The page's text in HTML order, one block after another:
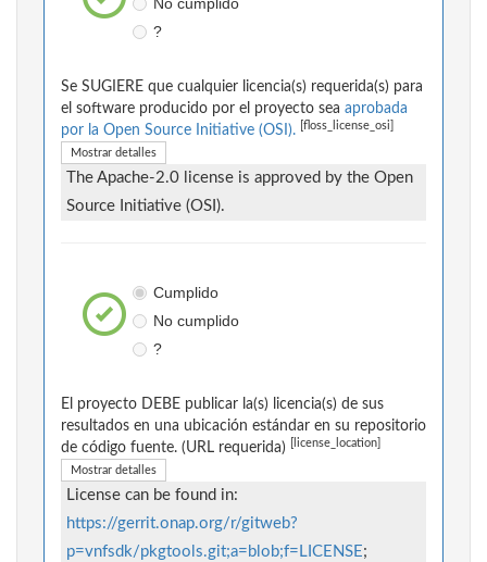
No cumplido
?
Se SUGIERE que cualquier licencia(s) requerida(s) para
el software producido por el proyecto sea aprobada
por la Open Source Initiative (OSI).
[floss_license_osi]
Mostrar detalles
The Apache-2.0 license is approved by the Open
Source Initiative (OSI).
Cumplido
No cumplido
?
El proyecto DEBE publicar la(s) licencia(s) de sus
resultados en una ubicación estándar en su repositorio
de código fuente. (URL requerida)
[license_location]
Mostrar detalles
License can be found in:
https://gerrit.onap.org/r/gitweb?
p=vnfsdk/pkgtools.git;a=blob;f=LICENSE;